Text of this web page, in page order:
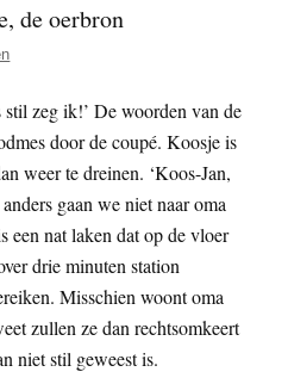
de oerbron
zeg ik!’ De woorden van de
door de coupé. Koosje is
weer te dreinen. ‘Koos-Jan,
gaan we niet naar oma
een nat laken dat op de vloer
drie minuten station
Misschien woont oma
zullen ze dan rechtsomkeert
niet stil geweest is.